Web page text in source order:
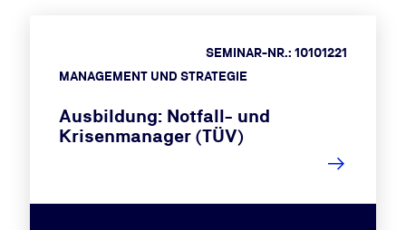
MANAGEMENT UND STRATEGIE
SEMINAR-NR.: 10101221
Ausbildung: Notfall- und
Krisenmanager (TÜV)